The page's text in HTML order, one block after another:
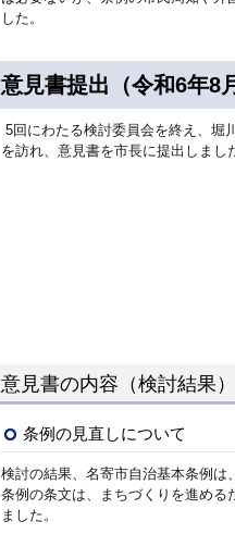
した。
意見書提出（令和6年8
5回にわたる検討委員会を終え、堀
を訪れ、意見書を市長に提出しまし
意見書の内容（検討結果）
条例の見直しについて
検討の結果、名寄市自治基本条例は
条例の条文は、まちづくりを進める
ました。